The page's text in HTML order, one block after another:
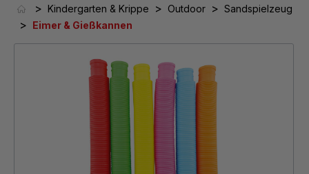
> Kindergarten & Krippe > Outdoor > Sandspielzeug
> Eimer & Gießkannen
Bildergalerie überspringen